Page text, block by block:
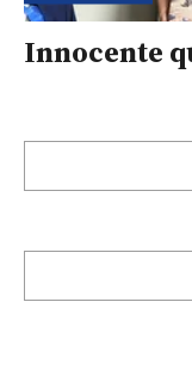
Innocente